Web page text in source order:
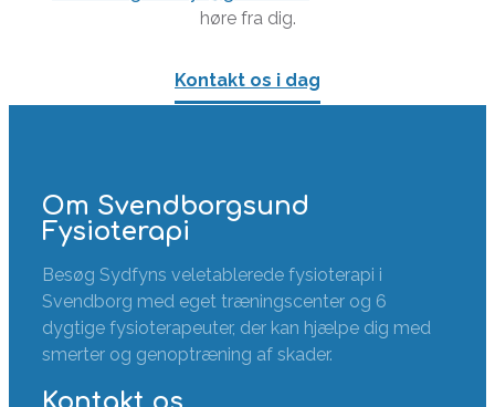
høre fra dig.
Kontakt os i dag
Om Svendborgsund
Fysioterapi
Besøg Sydfyns veletablerede fysioterapi i
Svendborg med eget træningscenter og 6
dygtige fysioterapeuter, der kan hjælpe dig med
smerter og genoptræning af skader.